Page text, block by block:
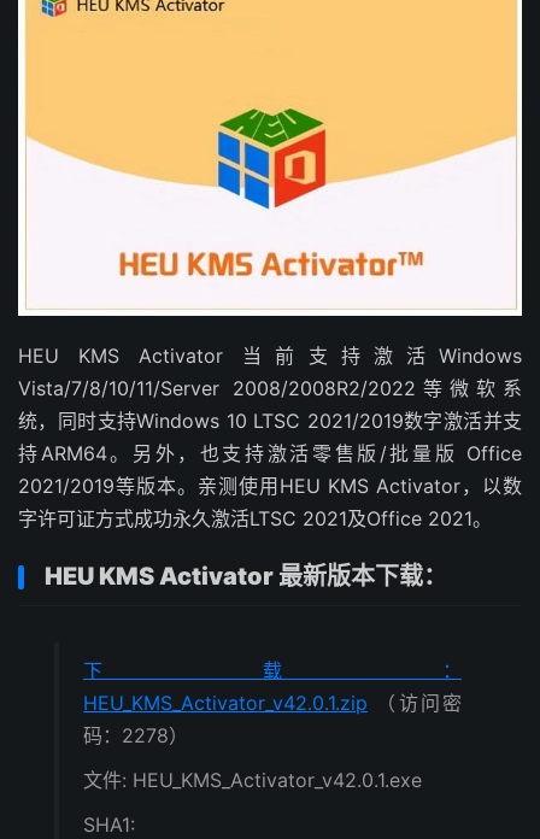
HEU KMS Activator 当前支持激活Windows
Vista/7/8/10/11/Server 2008/2008R2/2022等微软系
统，同时支持Windows 10 LTSC 2021/2019数字激活并支
持ARM64。另外，也支持激活零售版/批量版 Office
2021/2019等版本。亲测使用HEU KMS Activator，以数
字许可证方式成功永久激活LTSC 2021及Office 2021。
HEU KMS Activator 最新版本下载：
下载：
HEU_KMS_Activator_v42.0.1.zip （访问密
码：2278）
文件: HEU_KMS_Activator_v42.0.1.exe
SHA1: